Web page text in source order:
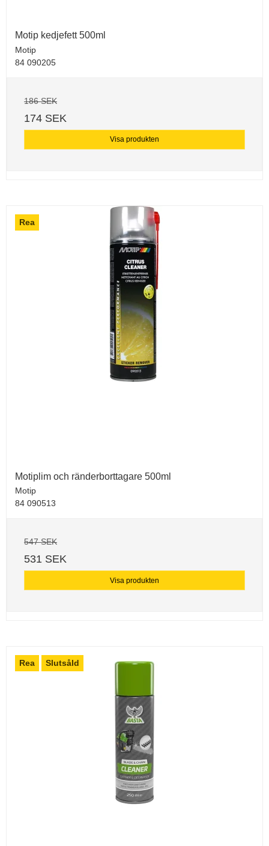
Motip kedjefett 500ml
Motip
84 090205
186 SEK
174 SEK
Visa produkten
Rea
Motiplim och ränderborttagare 500ml
Motip
84 090513
547 SEK
531 SEK
Visa produkten
Rea Slutsåld